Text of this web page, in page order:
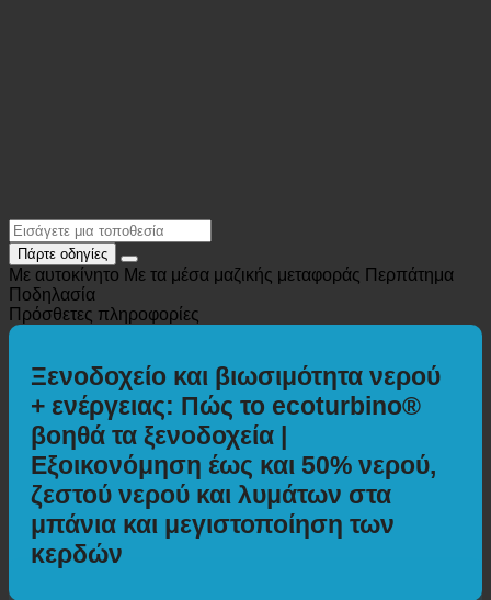
Πάρτε οδηγίες
Με αυτοκίνητο Με τα μέσα μαζικής μεταφοράς
Ποδηλασία
Ξενοδοχείο και βιωσιμότητα νερού
+ ενέργειας: Πώς το ecoturbino®
βοηθά τα ξενοδοχεία |
Εξοικονόμηση έως και 50% νερού,
ζεστού νερού και λυμάτων στα
μπάνια και μεγιστοποίηση των